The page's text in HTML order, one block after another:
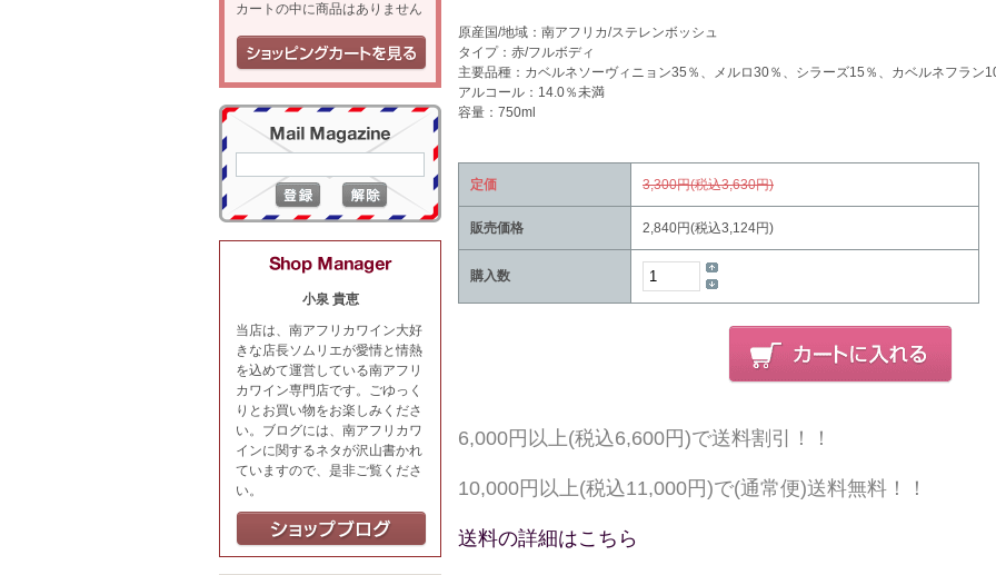
原産国/地域：南アフリカ/ステレンボッシュ
タイプ：赤/フルボディ
主要品種：カベルネソーヴィニョン35％、メルロ30％、シラーズ15％、カベルネフラン
アルコール：14.0％未満
容量：750ml
定価 3,300円(税込3,630円)
販売価格 2,840円(税込3,124円)
購入数
6,000円以上(税込6,600円)で送料割引！！
10,000円以上(税込11,000円)で(通常便)送料無料！！
送料の詳細はこちら
カートの中に商品はありません
小泉 貴恵
当店は、南アフリカワイン大好
きな店長ソムリエが愛情と情熱
を込めて運営している南アフリ
カワイン専門店です。ごゆっく
りとお買い物をお楽しみくださ
い。ブログには、南アフリカワ
インに関するネタが沢山書かれ
ていますので、是非ご覧くださ
い。